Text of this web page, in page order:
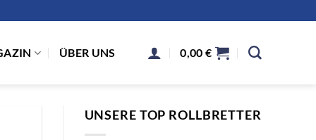
ÜBER UNS 0,00€
UNSERE TOP ROLLBRETTER